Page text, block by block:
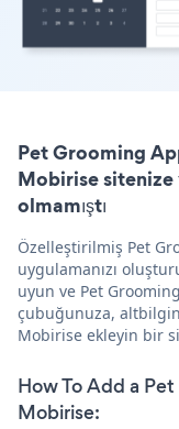
Pet Grooming
Mobirise
olmamıştı
Özelleştirilmiş Pet
uygulamanızı
uyun ve Pet
çubuğunuza,
Mobirise ekleyin bir
How To Add a
Mobirise: